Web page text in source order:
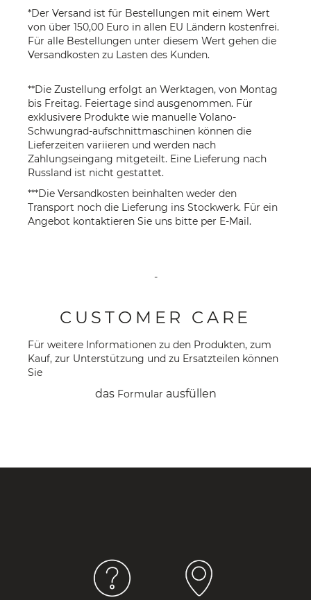
*Der Versand ist für Bestellungen mit einem Wert
von über 150,00 Euro in allen EU Ländern kostenfrei.
Für alle Bestellungen unter diesem Wert gehen die
Versandkosten zu Lasten des Kunden.
**Die Zustellung erfolgt an Werktagen, von Montag
bis Freitag. Feiertage sind ausgenommen. Für
exklusivere Produkte wie manuelle Volano-
Schwungrad-aufschnittmaschinen können die
Lieferzeiten variieren und werden nach
Zahlungseingang mitgeteilt. Eine Lieferung nach
Russland ist nicht gestattet.
***Die Versandkosten beinhalten weder den
Transport noch die Lieferung ins Stockwerk. Für ein
Angebot kontaktieren Sie uns bitte per E-Mail .
-
CUSTOMER CARE
Für weitere Informationen zu den Produkten, zum
Kauf, zur Unterstützung und zu Ersatzteilen können
Sie
das Formular ausfüllen